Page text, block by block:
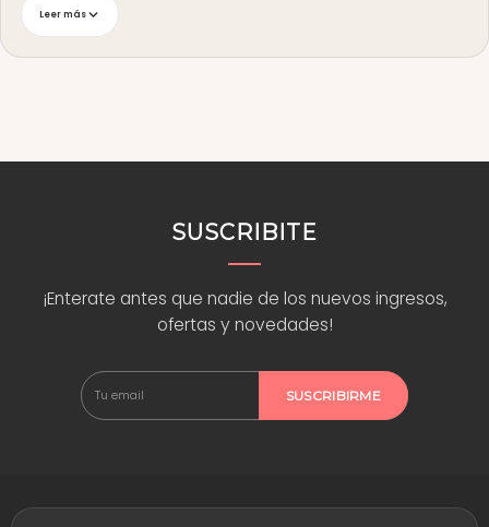
Descuentos por tiempo limitado y stock acotado. Aprovechá los precios antes de
Leer más
SUSCRIBITE
¡Enterate antes que nadie de los nuevos ingresos,
ofertas y novedades!
SUSCRIBIRME